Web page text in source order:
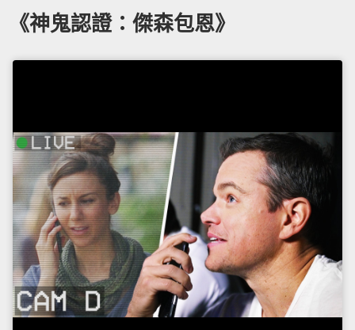
《神鬼認證：傑森包恩》